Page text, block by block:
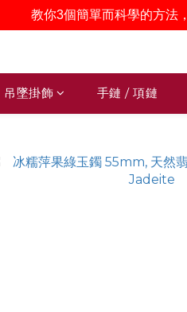
吊墜掛飾 手鏈 / 項鏈
教你3個簡單而科學的方法